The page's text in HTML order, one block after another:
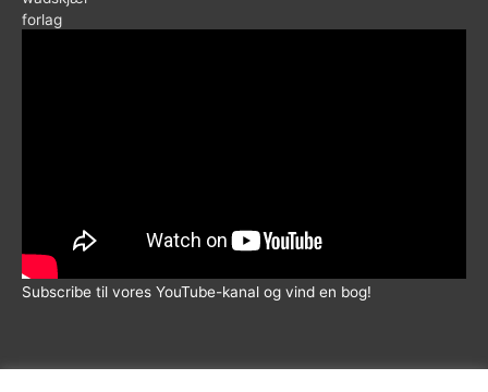
Subscribe til vores YouTube-kanal og vind en bog!